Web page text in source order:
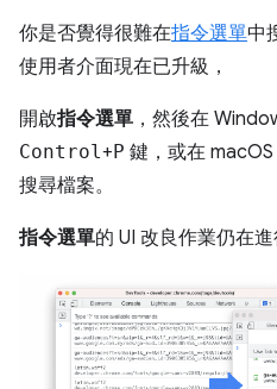
你是否覺得很難在指令選單中
使用者介面現在已升級，
開啟指令選單 ，然後在
Control +P 鍵，或在
搜尋檔案。
指令選單的 UI 改良作業仍在